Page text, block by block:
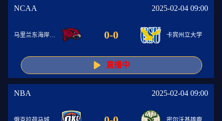
NCAA 2025-02-04 09:00
0-0 卡宾州立大学
直播中
NBA 2025-02-04 09:00